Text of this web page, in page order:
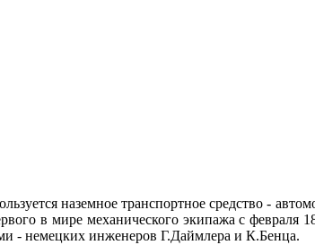
наземное транспортное средство -
в мире механического экипажа с февраля
- немецких инженеров Г.Даймлера и К.Бенца.